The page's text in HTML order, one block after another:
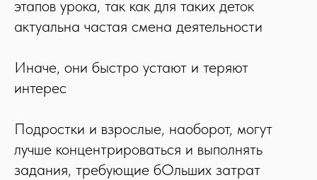
этапов урока, так как для таких деток
актуальна частая смена деятельности
Иначе, они быстро устают и теряют
интерес
Подростки и взрослые, наоборот, могут
лучше концентрироваться и выполнять
задания, требующие бОльших затрат